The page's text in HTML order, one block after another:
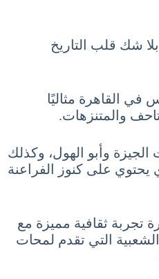
شك قلب التاريخ
القاهرة مثاليًا
والمتنزهات.
وأبو الهول، وكذلك
على كنوز الفراعنة
تجربة ثقافية مميزة مع
الشعبية التي تقدم لمحات